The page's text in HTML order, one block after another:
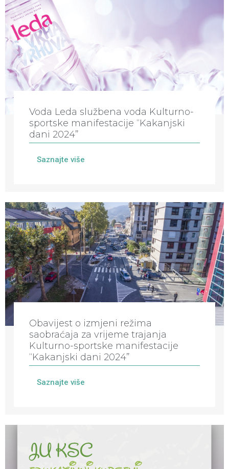
Voda Leda službena voda Kulturno-
sportske manifestacije “Kakanjski
dani 2024”
Saznajte više
Obavijest o izmjeni režima
saobraćaja za vrijeme trajanja
Kulturno-sportske manifestacije
“Kakanjski dani 2024”
Saznajte više